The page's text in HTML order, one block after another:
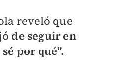
reveló que
de seguir en
por qué".